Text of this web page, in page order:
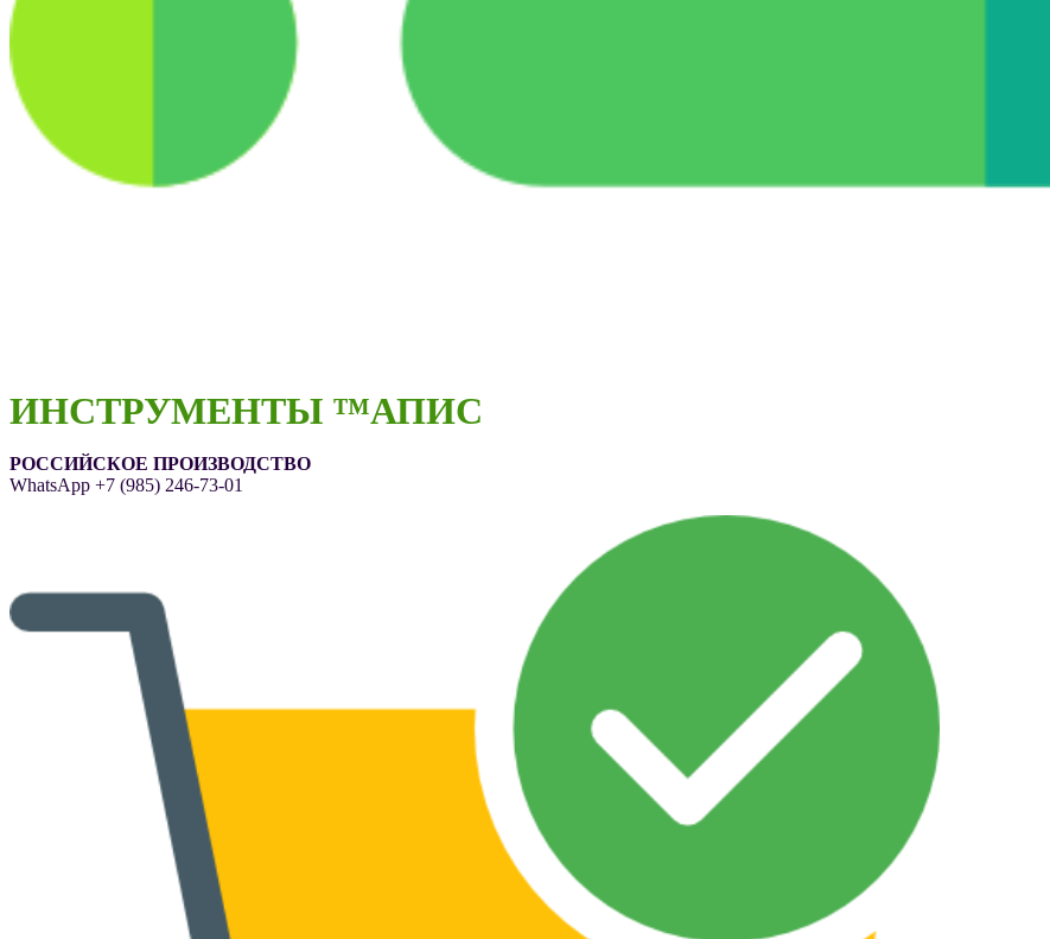
ИНСТРУМЕНТЫ ™АПИС
РОССИЙСКОЕ ПРОИЗВОДСТВО
WhatsApp +7 (985) 246-73-01